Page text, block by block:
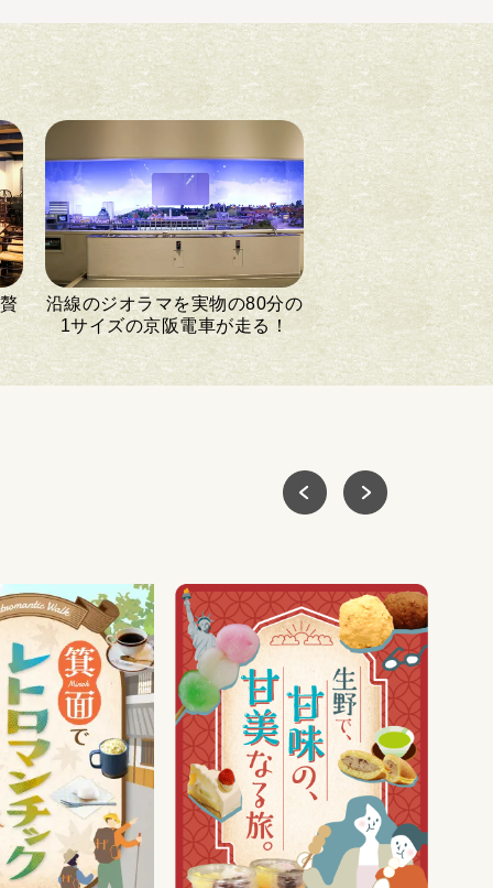
沿線のジオラマを実物の80分の
1サイズの京阪電車が走る！